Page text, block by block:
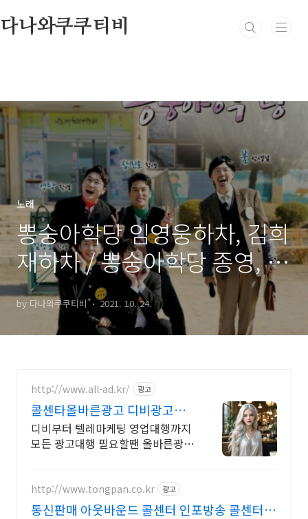
다나와쿠쿠티비
노래
뽕숭아학당 임영웅하차, 김희
재하차 / 뽕숭아학당 종영, 사
랑의 콜센타 종영
by 다나와쿠쿠티비 2021. 10. 24.
http://www.all-ad.kr/ 광고
콜센타올바른광고 디비광고
CPA전문 실행사
디비부터 텔레마케팅 영업대행까지
모든 광고대행 필요할땐 올바른광고
http://www.tongpan.co.kr 광고
통신판매 아웃바운드 콜센터 인포방송 콜센터